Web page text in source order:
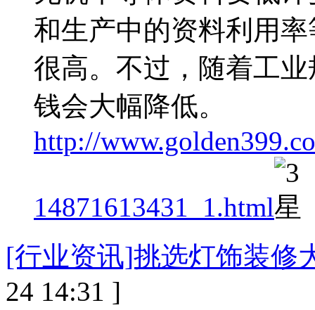
和生产中的资料利用
很高。不过，随着工
钱会大幅降低。
http://
14871613431_1.html
[行业资讯]挑选灯饰装修
24 14:31 ]